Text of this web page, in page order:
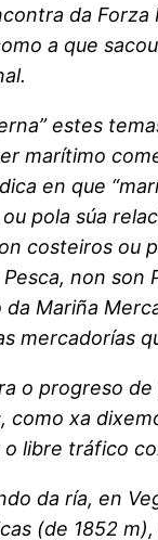
da Forza
a que
estes
marítimo
en que
pola súa
costeiros ou
non son
Mariña
mercadorías
o progreso
como xa
libre tráfico
da ría, en
(de 1852